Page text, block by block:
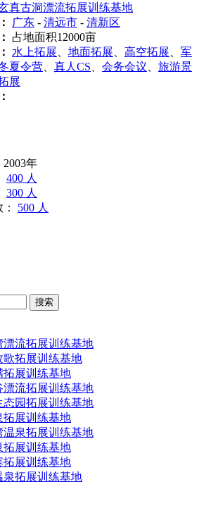
真古洞漂流拓展训练基地
广东 - 清远市 - 清新区
占地面积12000亩
水上拓展 地面拓展 高空拓展
军
夏令营 真人CS 会务会议
旅游景
展
年
400 人
300 人
500 人
搜索
流拓展训练基地
拓展训练基地
拓展训练基地
流拓展训练基地
园拓展训练基地
拓展训练基地
泉拓展训练基地
拓展训练基地
拓展训练基地
拓展训练基地